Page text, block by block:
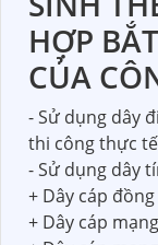
HỢP
CỦA
- Sử dụng dây
thi công thực tế
- Sử dụng dây
+ Dây cáp
+ Dây cáp